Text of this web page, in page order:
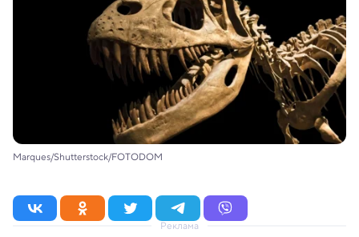
Marques/Shutterstock/FOTODOM
Реклама